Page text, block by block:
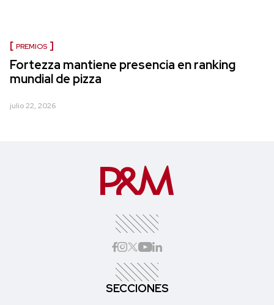
PREMIOS
Fortezza mantiene presencia en ranking
mundial de pizza
julio 22, 2026
SECCIONES